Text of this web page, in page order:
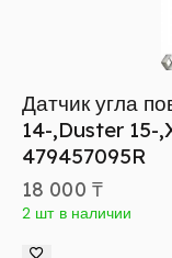
Датчик угла
14-,Duster 15-
479457095R
18 000 ₸
2 шт в наличии